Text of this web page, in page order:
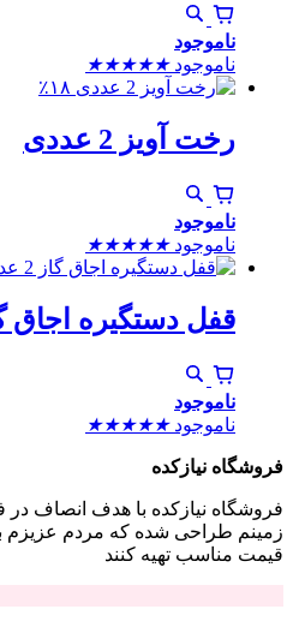
ناموجود
ناموجود ★
★
★
★
★
٪۱۸
رخت آویز 2 عددی
ناموجود
ناموجود ★
★
★
★
★
قفل دستگیره اجاق گاز 2
ناموجود
ناموجود ★
★
★
★
★
فروشگاه نیازکده
فروشگاه نیازکده با هدف انصاف در
زمینم طراحی شده که مردم عزیزم
قیمت مناسب تهیه کنند